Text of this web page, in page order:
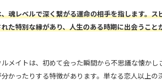
魂レベルで深く繋がる運命の相手を指します。
た特別な縁があり、人生のある時期に出会うこと
メイトは、初めて会った瞬間から不思議な懐かし
かったりする特徴があります。単なる恋人以上の